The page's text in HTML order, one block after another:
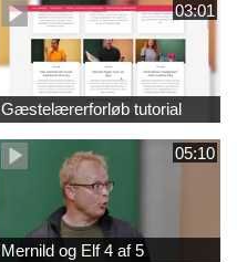
03:01
Gæstelærerforløb tutorial
05:10
Mernild og Elf 4 af 5